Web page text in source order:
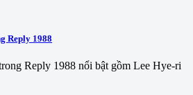
Reply 1988
Reply 1988 nổi bật gồm Lee Hye-ri